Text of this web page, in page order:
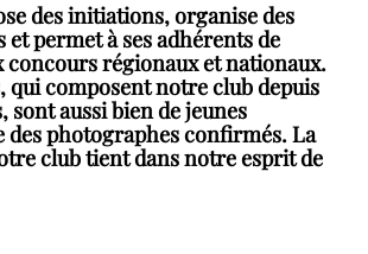
des initiations, organise des
et permet à ses adhérents de
régionaux et nationaux.
qui composent notre club depuis
sont aussi bien de jeunes
des photographes confirmés. La
club tient dans notre esprit de